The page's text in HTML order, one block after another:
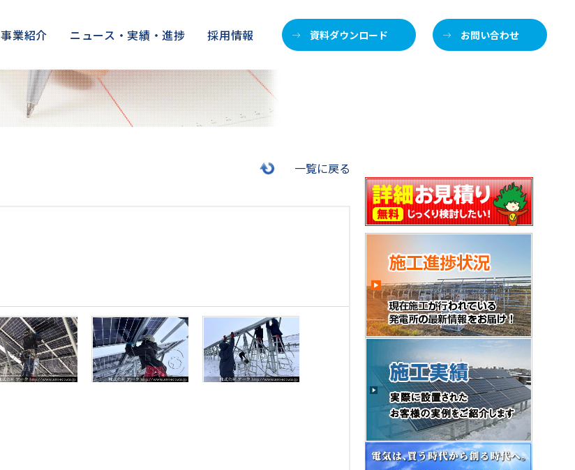
事業紹介 ニュース・実績・進捗 採用情報 資料ダウンロード お問い合わせ
一覧に戻る